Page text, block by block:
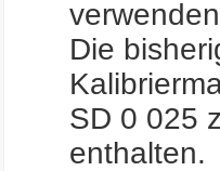
Die
SD 0 025
enthalten.